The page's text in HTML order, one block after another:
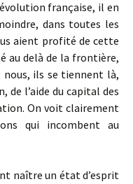
française, il en
dans toutes les
aient profité de cette
au delà de la frontière,
nous, ils se tiennent là,
de l’aide du capital des
On voit clairement
qui incombent au
naître un état d’esprit